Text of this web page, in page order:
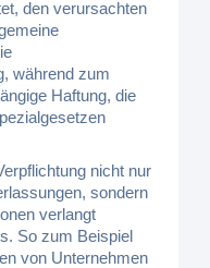
den verursachten
während zum
Haftung, die
nicht nur
sondern
verlangt
So zum Beispiel
von Unternehmen